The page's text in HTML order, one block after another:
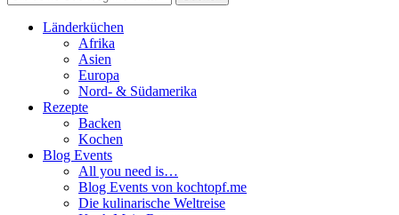
Länderküchen
Afrika
Asien
Europa
Nord- & Südamerika
Rezepte
Backen
Kochen
Blog Events
All you need is…
Blog Events von kochtopf.me
Die kulinarische Weltreise